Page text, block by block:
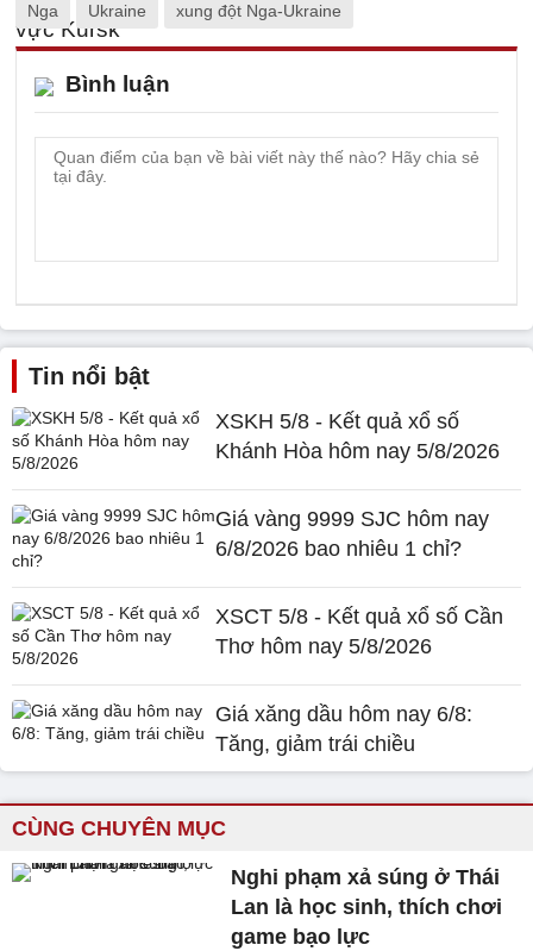
Nga Ukraine xung đột Nga-Ukraine
Bình luận
Tin nổi bật
XSKH 5/8 - Kết quả xổ số
Khánh Hòa hôm nay 5/8/2026
Giá vàng 9999 SJC hôm nay
6/8/2026 bao nhiêu 1 chỉ?
XSCT 5/8 - Kết quả xổ số Cần
Thơ hôm nay 5/8/2026
Giá xăng dầu hôm nay 6/8:
Tăng, giảm trái chiều
CÙNG CHUYÊN MỤC
Nghi phạm xả súng ở Thái
Lan là học sinh, thích chơi
game bạo lực